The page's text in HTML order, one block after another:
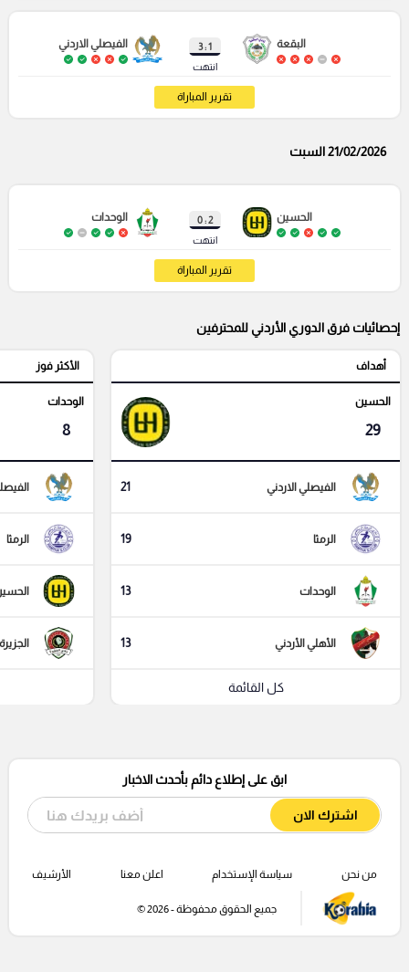
البقعة
1 : 3
انتهت
الفيصلي الاردني
تقرير المباراة
21/02/2026 السبت
الحسين
2 : 0
انتهت
الوحدات
تقرير المباراة
إحصائيات فرق الدوري الأردني للمحترفين
أهداف
الحسين
29
الفيصلي الاردني 21
الرمثا 19
الوحدات 13
الأهلي الأردني 13
كل القائمة
الأكثر فوز
الوحدات
8
الرمثا
ابق على إطلاع دائم بأحدث الاخبار
اشترك الان
من نحن سياسة الإستخدام اعلن معنا الأرشيف
جميع الحقوق محفوظة - 2026 ©